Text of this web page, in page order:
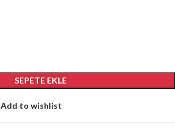
SEPETE EKLE
Add to wishlist